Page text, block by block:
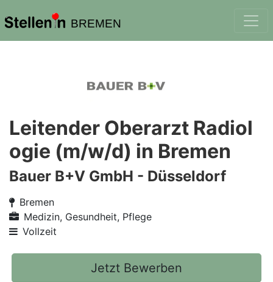
BREMEN
Leitender Oberarzt Radiol
ogie (m/w/d) in Bremen
Bauer B+V GmbH - Düsseldorf
Bremen
Medizin, Gesundheit, Pflege
Vollzeit
Jetzt Bewerben